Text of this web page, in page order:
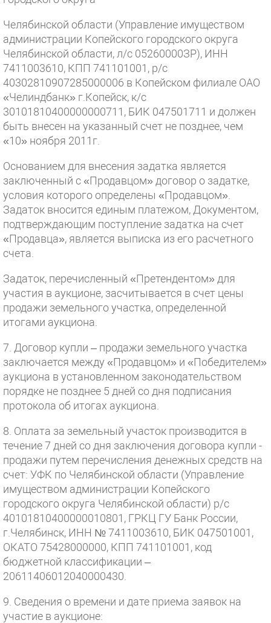
Челябинской области (Управление имуществом
администрации Копейского городского округа
Челябинской области, л/с 05260000ЗР), ИНН
7411003610, КПП 741101001, р/с
40302810907285000006 в Копейском филиале ОАО
«Челиндбанк» г.Копейск, к/с
30101810400000000711, БИК 047501711 и должен
быть внесен на указанный счет не позднее, чем
«10» ноября 2011г.
Основанием для внесения задатка является
заключенный с «Продавцом» договор о задатке,
условия которого определены «Продавцом».
Задаток вносится единым платежом, Документом,
подтверждающим поступление задатка на счет
«Продавца», является выписка из его расчетного
счета.
Задаток, перечисленный «Претендентом» для
участия в аукционе, засчитывается в счет цены
продажи земельного участка, определенной
итогами аукциона.
7. Договор купли – продажи земельного участка
заключается между «Продавцом» и «Победителем»
аукциона в установленном законодательством
порядке не позднее 5 дней со дня подписания
протокола об итогах аукциона.
8. Оплата за земельный участок производится в
течение 7 дней со дня заключения договора купли -
продажи путем перечисления денежных средств на
счет: УФК по Челябинской области (Управление
имуществом администрации Копейского
городского округа Челябинской области) р/с
40101810400000010801, ГРКЦ ГУ Банк России,
г.Челябинск, ИНН № 7411003610, БИК 047501001,
ОКАТО 75428000000, КПП 741101001, код
бюджетной классификации –
20611406012040000430.
9. Сведения о времени и дате приема заявок на
участие в аукционе: